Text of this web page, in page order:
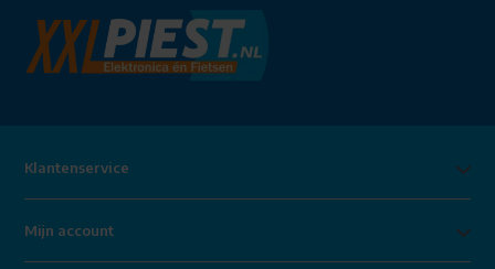
Klantenservice
Mijn account